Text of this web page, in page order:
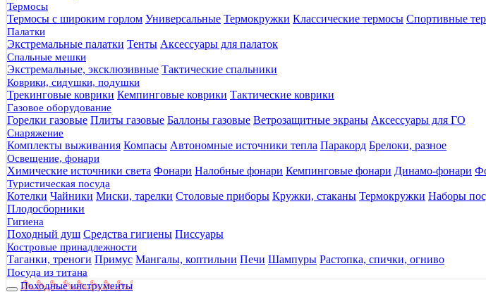
Термосы
Термосы с широким горлом Универсальные Термокружки Классические термосы Спортивные
Палатки
Экстремальные палатки Тенты Аксессуары для палаток
Спальные мешки
Экстремальные, эксклюзивные Тактические спальники
Коврики, сидушки, подушки
Трекинговые коврики Кемпинговые коврики Тактические коврики
Газовое оборудование
Горелки газовые Плиты газовые Баллоны газовые Ветрозащитные экраны Аксессуары для ГО
Снаряжение
Комплекты выживания Компасы Автономные источники тепла Паракорд Брелоки, разное
Освещение, фонари
Химические источники света Фонари Налобные фонари Кемпинговые фонари Динамо-фонари
Туристическая посуда
Котелки Чайники Миски, тарелки Столовые приборы Кружки, стаканы Термокружки Наборы
Плодосборники
Гигиена
Походный душ Средства гигиены Писсуары
Костровые принадлежности
Таганки, треноги Примус Мангалы, коптильни Печи Шампуры Растопка, спички, огниво
Посуда из титана
Походные инструменты